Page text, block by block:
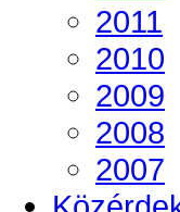
2011
2010
2009
2008
2007